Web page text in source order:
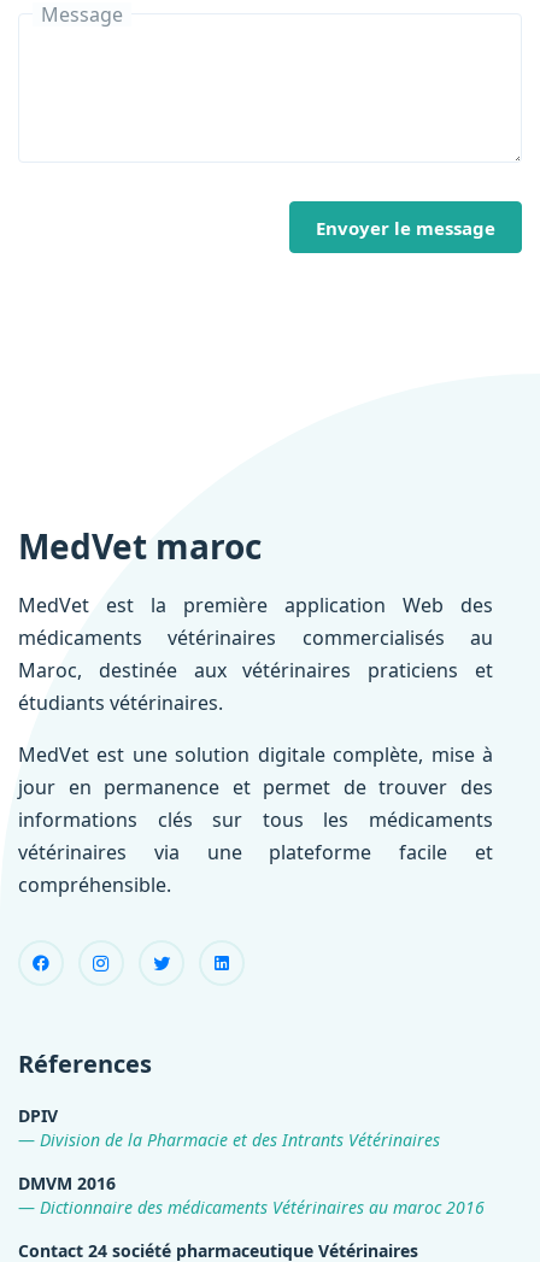
Message
Envoyer le message
MedVet maroc
MedVet est la première application Web des
médicaments vétérinaires commercialisés au
Maroc, destinée aux vétérinaires praticiens et
étudiants vétérinaires.
MedVet est une solution digitale complète, mise à
jour en permanence et permet de trouver des
informations clés sur tous les médicaments
vétérinaires via une plateforme facile et
compréhensible.
Réferences
DPIV
Division de la Pharmacie et des Intrants Vétérinaires
DMVM 2016
Dictionnaire des médicaments Vétérinaires au maroc 2016
Contact 24 société pharmaceutique Vétérinaires